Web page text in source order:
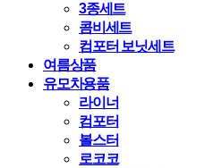
3종세트
콤비세트
컴포터 보닛세트
여름상품
유모차용품
라이너
컴포터
볼스터
로코코